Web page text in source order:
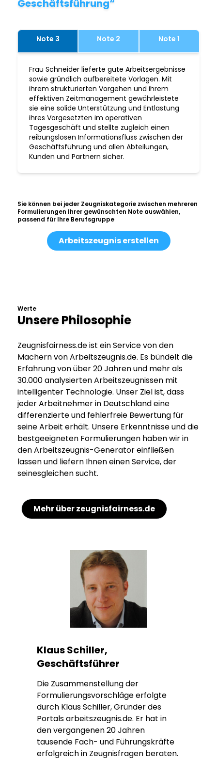
Geschäftsführung“
Note 3 Note 2 Note 1
Frau Schneider lieferte gute Arbeitsergebnisse
sowie gründlich aufbereitete Vorlagen. Mit
ihrem strukturierten Vorgehen und ihrem
effektiven Zeitmanagement gewährleistete
sie eine solide Unterstützung und Entlastung
ihres Vorgesetzten im operativen
Tagesgeschäft und stellte zugleich einen
reibungslosen Informationsfluss zwischen der
Geschäftsführung und allen Abteilungen,
Kunden und Partnern sicher.
Sie können bei jeder Zeugniskategorie zwischen mehreren
Formulierungen Ihrer gewünschten Note auswählen,
passend für Ihre Berufsgruppe
Arbeitszeugnis erstellen
Werte
Unsere Philosophie
Zeugnisfairness.de ist ein Service von den
Machern von Arbeitszeugnis.de. Es bündelt die
Erfahrung von über 20 Jahren und mehr als
30.000 analysierten Arbeitszeugnissen mit
intelligenter Technologie. Unser Ziel ist, dass
jeder Arbeitnehmer in Deutschland eine
differenzierte und fehlerfreie Bewertung für
seine Arbeit erhält. Unsere Erkenntnisse und die
bestgeeigneten Formulierungen haben wir in
den Arbeitszeugnis-Generator einfließen
lassen und liefern Ihnen einen Service, der
seinesgleichen sucht.
Mehr über zeugnisfairness.de
Klaus Schiller,
Geschäftsführer
Die Zusammenstellung der
Formulierungsvorschläge erfolgte
durch Klaus Schiller, Gründer des
Portals arbeitszeugnis.de. Er hat in
den vergangenen 20 Jahren
tausende Fach- und Führungskräfte
erfolgreich in Zeugnisfragen beraten.